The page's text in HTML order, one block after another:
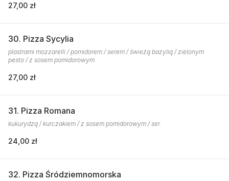
27,00 zł
30. Pizza Sycylia
plastrami mozzarelli / pomidorem / serem / świeżą bazylią / zielonym
pesto / z sosem pomidorowym
27,00 zł
31. Pizza Romana
kukurydzą / kurczakiem / z sosem pomidorowym / ser
24,00 zł
32. Pizza Śródziemnomorska